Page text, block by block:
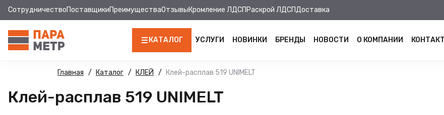
СотрудничествоПоставщикиПреимуществаОтзывыКромление ЛДСП Раскрой ЛДСПДоставка
КАТАЛОГ
ЛДСП
КРОМКА
УСЛУГИ НОВИНКИ БРЕНДЫ НОВОСТИ О КОМПАНИИ
Главная Каталог КЛЕЙ Клей-расплав 519 UNIMELT
Клей-расплав 519 UNIMELT